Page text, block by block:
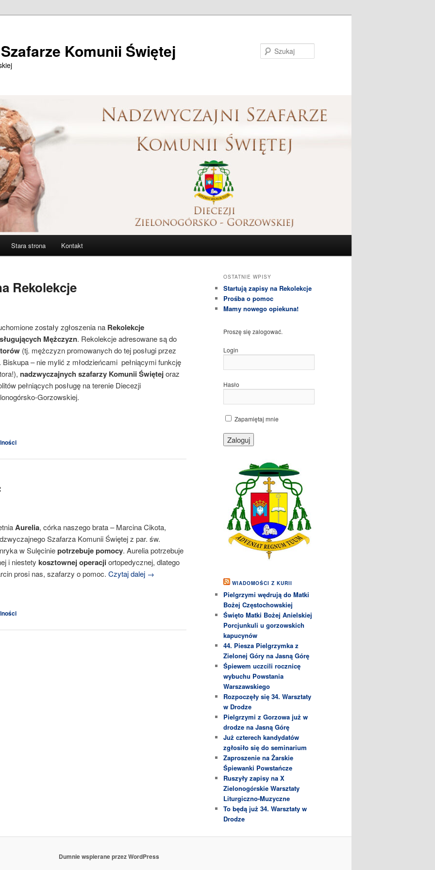
Komunii Świętej
Stara strona Kontakt
Rekolekcje
zostały zgłoszenia na Rekolekcje
Mężczyzn. Rekolekcje adresowane są do
(tj. mężczyzn promowanych do tej posługi przez
Biskupa – nie mylić z młodzieńcami pełniącymi funkcję
nadzwyczajnych szafarzy Komunii Świętejoraz
pełniących posługę na terenie Diecezji
Gorzowskiej.
Aurelia, córka naszego brata – Marcina Cikota,
Szafarza Komunii Świętej z par. św.
w Sulęciniepotrzebuje pomocy. Aurelia potrzebuje
i niestety kosztownej operacjiortopedycznej, dlatego
prosi nas, szafarzy o pomoc. Czytaj dalej →
OSTATNIE WPISY
Startują zapisy na Rekolekcje
Prośba o pomoc
Mamy nowego opiekuna!
Proszę się zalogować.
Login
Hasło
Zapamiętaj mnie
WIADOMOŚCI Z KURII
Pielgrzymi wędrują do Matki
Bożej Częstochowskiej
Święto Matki Bożej Anielskiej
Porcjunkuli u gorzowskich
kapucynów
44. Piesza Pielgrzymka z
Zielonej Góry na Jasną Górę
Śpiewem uczcili rocznicę
wybuchu Powstania
Warszawskiego
Rozpoczęły się 34. Warsztaty
w Drodze
Pielgrzymi z Gorzowa już w
drodze na Jasną Górę
Już czterech kandydatów
zgłosiło się do seminarium
Zaproszenie na Żarskie
Śpiewanki Powstańcze
Ruszyły zapisy na X
Zielonogórskie Warsztaty
Liturgiczno-Muzyczne
To będą już 34. Warsztaty w
Drodze
Dumnie wspierane przez WordPress